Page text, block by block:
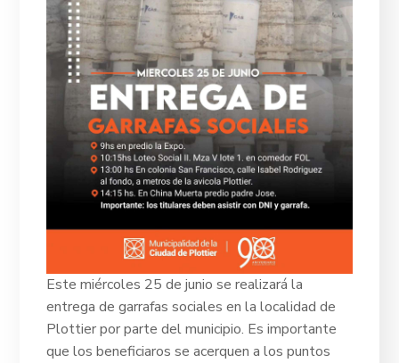
Este miércoles 25 de junio se realizará la
entrega de garrafas sociales en la localidad de
Plottier por parte del municipio. Es importante
que los beneficiaros se acerquen a los puntos